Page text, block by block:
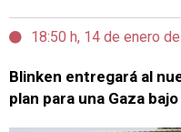
18:50 h, 14 de enero
Blinken entregará al
plan para una Gaza